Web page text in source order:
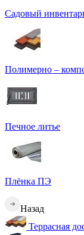
Садовый
Полимерно –
Печное литье
Плёнка ПЭ
Назад
Террасная